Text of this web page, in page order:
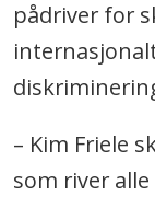
pådriver for
– Kim Friele
som river